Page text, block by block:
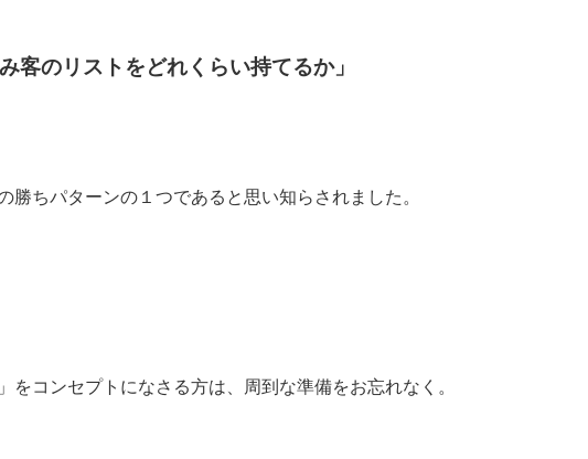
客のリストをどれくらい持てるか」
勝ちパターンの１つであると思い知らされました。
をコンセプトになさる方は、周到な準備をお忘れなく。